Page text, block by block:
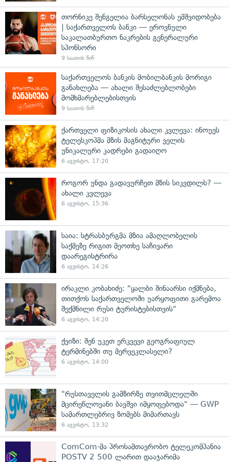
თორნიკე შენგელია ბარსელონას ემშვიდობება
| საქართველოს ბანკი — ეროვნული
საკალათბურთო ნაკრების გენერალური
სპონსორი
9 საათის წინ
საქართველოს ბანკის მობილბანკის მორიგი
განახლება — ახალი შესაძლებლობები
მომხმარებლებისთვის
9 საათის წინ
ქართველი ფიზიკოსის ახალი კვლევა: ინოუეს
ტელესკოპმა მზის მაგნიტური ველის
უნიკალური კადრები გადაიღო
6 აგვისტო, 17:20
როგორ უნდა გადავურჩეთ მზის სიკვდილს? —
ახალი კვლევა
6 აგვისტო, 15:36
საია: სტრასბურგმა მზია ამაღლობელის
საქმეზე რიგით მეოთხე საჩივარი
დაარეგისტრირა
6 აგვისტო, 14:26
ირაკლი კობახიძე: "ყალბი შინაარსი იქმნება,
თითქოს საქართველოში უარყოფითი გარემოა
შექმნილი რუსი ტურისტებისთვის"
6 აგვისტო, 14:20
ქვიზი: შენ უკეთ ერკვევი გეოგრაფიულ
ტერმინებში თუ მერვეკლასელი?
6 აგვისტო, 14:00
"რუსთაველის გამზირზე თვითმცლელში
მცირეწლოვანი ბავშვი იმყოფებოდა" — GWP
სამართლებრივ ზომებს მიმართავს
6 აგვისტო, 13:32
ComCom-მა პროსამთავრობო ტელეკომპანია
POSTV 2 500 ლარით დააჯარიმა